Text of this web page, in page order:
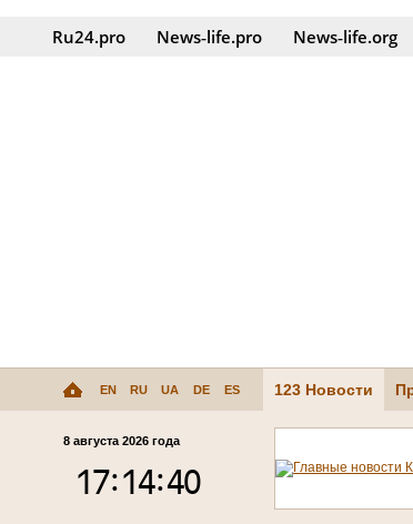
Ru24.pro News‑life.pro News‑life.org
EN RU UA DE ES 123 Новости
8 августа 2026 года